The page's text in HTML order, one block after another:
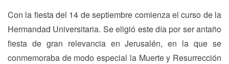
Con la fiesta del 14 de septiembre comienza el curso de la
Hermandad Universitaria. Se eligió este día por ser antaño
fiesta de gran relevancia en Jerusalén, en la que se
conmemoraba de modo especial la Muerte y Resurrección